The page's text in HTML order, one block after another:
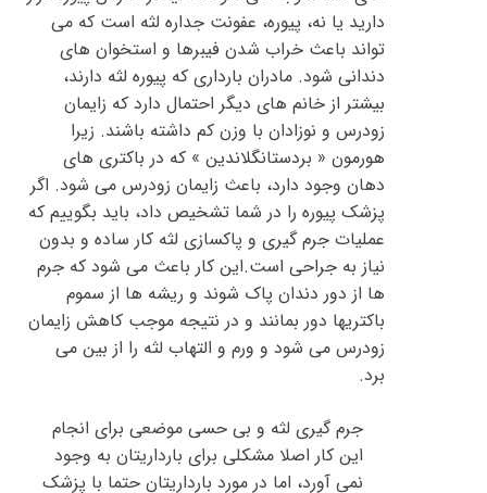
دارید یا نه، پیوره، عفونت جداره لثه است که می
تواند باعث خراب شدن فیبرها و استخوان های
دندانی شود. مادران بارداری که پیوره لثه دارند،
بیشتر از خانم های دیگر احتمال دارد که زایمان
زودرس و نوزادان با وزن کم داشته باشند. زیرا
هورمون « بردستانگلاندین » که در باکتری های
دهان وجود دارد، باعث زایمان زودرس می شود. اگر
پزشک پیوره را در شما تشخیص داد، باید بگوییم که
عملیات جرم گیری و پاکسازی لثه کار ساده و بدون
نیاز به جراحی است.این کار باعث می شود که جرم
ها از دور دندان پاک شوند و ریشه ها از سموم
باکتریها دور بمانند و در نتیجه موجب کاهش زایمان
زودرس می شود و ورم و التهاب لثه را از بین می
برد.
جرم گیری لثه و بی حسی موضعی برای انجام
این کار اصلا مشکلی برای بارداریتان به وجود
نمی آورد، اما در مورد بارداریتان حتما با پزشک